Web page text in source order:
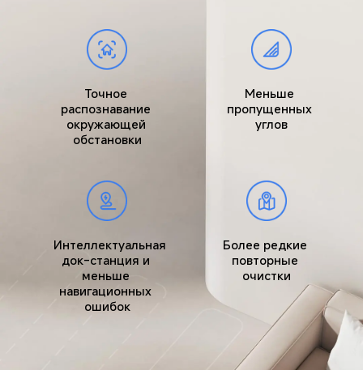
Точное
распознавание
окружающей
обстановки
Меньше
пропущенных
углов
Интеллектуальная
док-станция и
меньше
навигационных
ошибок
Более редкие
повторные
очистки